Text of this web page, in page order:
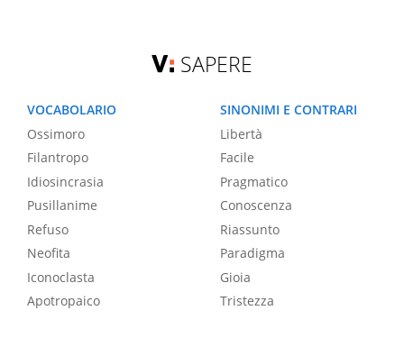
SAPERE
VOCABOLARIO
Ossimoro
Filantropo
Idiosincrasia
Pusillanime
Refuso
Neofita
Iconoclasta
Apotropaico
SINONIMI E CONTRARI
Libertà
Facile
Pragmatico
Conoscenza
Riassunto
Paradigma
Gioia
Tristezza